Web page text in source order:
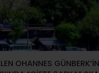
OHANNES GÜNBERK’İN